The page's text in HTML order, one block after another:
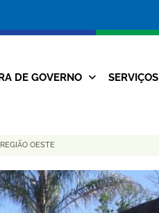
da
Prefeitura
Navegação
DE GOVERNO SERVIÇOS
OESTE